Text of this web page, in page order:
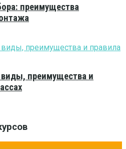
преимущества
преимущества и